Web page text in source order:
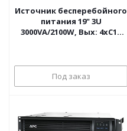
Источник бесперебойного
питания 19" 3U
3000VA/2100W, Вых: 4хC13
карты ELTENA Monolith
Под заказ